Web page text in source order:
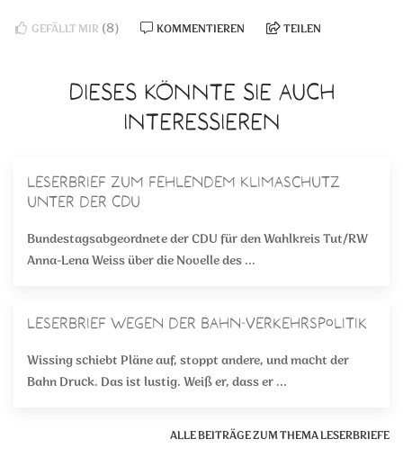
GEFÄLLT MIR (8) KOMMENTIEREN TEILEN
DIESES KÖNNTE SIE AUCH
INTERESSIEREN
Leserbrief zum fehlendem Klimaschutz
unter der CDU
Bundestagsabgeordnete der CDU für den Wahlkreis Tut/RW
Anna-Lena Weiss über die Novelle des ...
Leserbrief wegen der Bahn-Verkehrspolitik
Wissing schiebt Pläne auf, stoppt andere, und macht der
Bahn Druck. Das ist lustig. Weiß er, dass er ...
ALLE BEITRÄGE ZUM THEMA LESERBRIEFE